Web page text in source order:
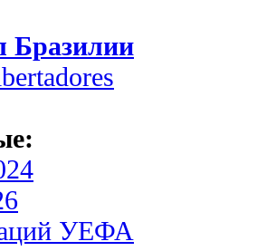
Бразилии
УЕФА